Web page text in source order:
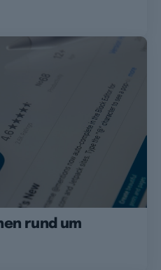
rund um